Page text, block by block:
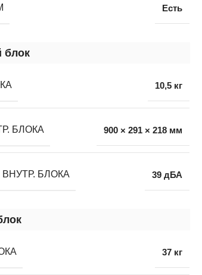
Есть
блок
10,5 кг
БЛОКА 900 × 291 × 218 мм
БЛОКА 39 дБА
37 кг